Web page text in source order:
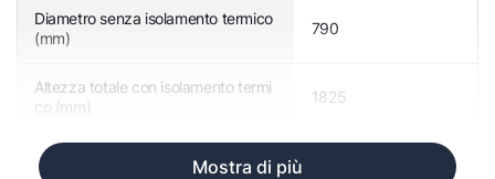
Diametro senza isolamento termico
(mm)
790
Altezza totale con isolamento termi
co (mm)
1825
Mostra di più